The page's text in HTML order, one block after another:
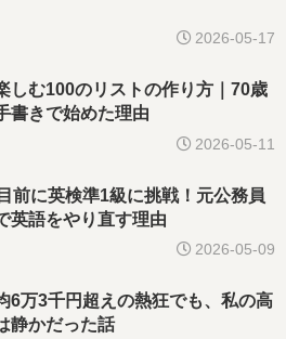
2026-05-17
しむ100のリストの作り方｜70歳
書きで始めた理由
2026-05-11
前に英検準1級に挑戦！元公務員
英語をやり直す理由
2026-05-09
6万3千円超えの熱狂でも、私の高
静かだった話